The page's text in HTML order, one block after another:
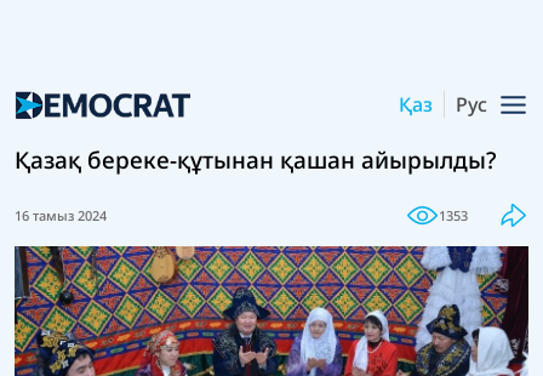
Қаз Рус
Қазақ береке-құтынан қашан айырылды?
16 тамыз 2024 1353